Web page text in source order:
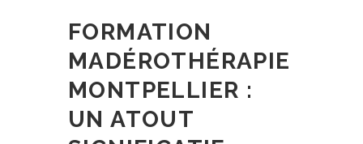
FORMATION
MADÉROTHÉRAPIE
MONTPELLIER :
UN ATOUT